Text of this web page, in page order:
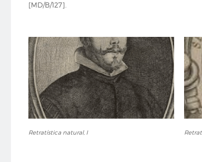
[MD/B/127].
natural,
Retratística natural, I